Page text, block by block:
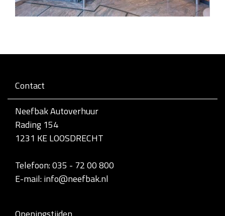
Contact
Neefbak Autoverhuur
Rading 154
1231 KE LOOSDRECHT
Telefoon: 035 - 72 00 800
E-mail: info@neefbak.nl